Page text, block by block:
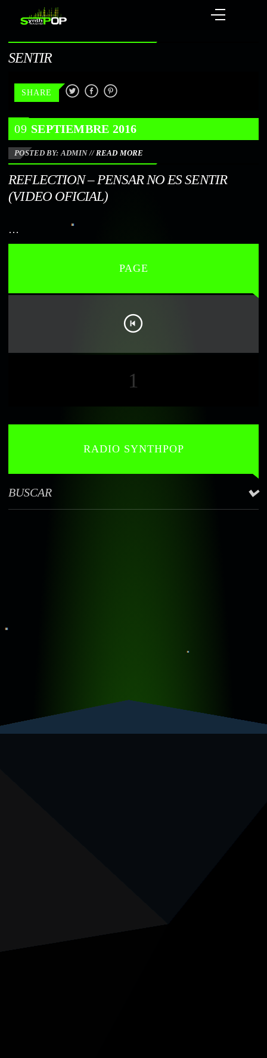
SENTIR
SHARE
09 SEPTIEMBRE 2016
POSTED BY: ADMIN//READ MORE
REFLECTION – PENSAR NO ES SENTIR
(VIDEO OFICIAL)
…
PAGE
1
RADIO SYNTHPOP
BUSCAR